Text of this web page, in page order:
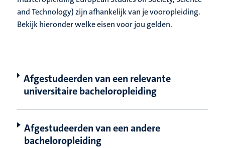
and Technology) zijn afhankelijk van je vooropleiding.
Bekijk hieronder welke eisen voor jou gelden.
Afgestudeerden van een relevante
universitaire bacheloropleiding
Afgestudeerden van een andere
bacheloropleiding